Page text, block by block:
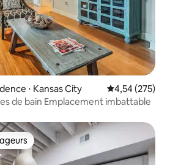
⋅ Kansas City Évaluation
4,54 (275)
Quiet Plaza 2 lits 2 salles de bain Emplacement imbattable
les plus appréciés